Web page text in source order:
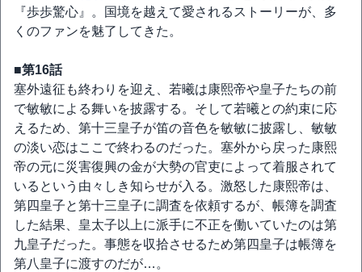
『歩歩驚心』。国境を越えて愛されるストーリーが、多
くのファンを魅了してきた。
■第16話
塞外遠征も終わりを迎え、若曦は康熙帝や皇子たちの前
で敏敏による舞いを披露する。そして若曦との約束に応
えるため、第十三皇子が笛の音色を敏敏に披露し、敏敏
の淡い恋はここで終わるのだった。塞外から戻った康熙
帝の元に災害復興の金が大勢の官吏によって着服されて
いるという由々しき知らせが入る。激怒した康熙帝は、
第四皇子と第十三皇子に調査を依頼するが、帳簿を調査
した結果、皇太子以上に派手に不正を働いていたのは第
九皇子だった。事態を収拾させるため第四皇子は帳簿を
第八皇子に渡すのだが…。